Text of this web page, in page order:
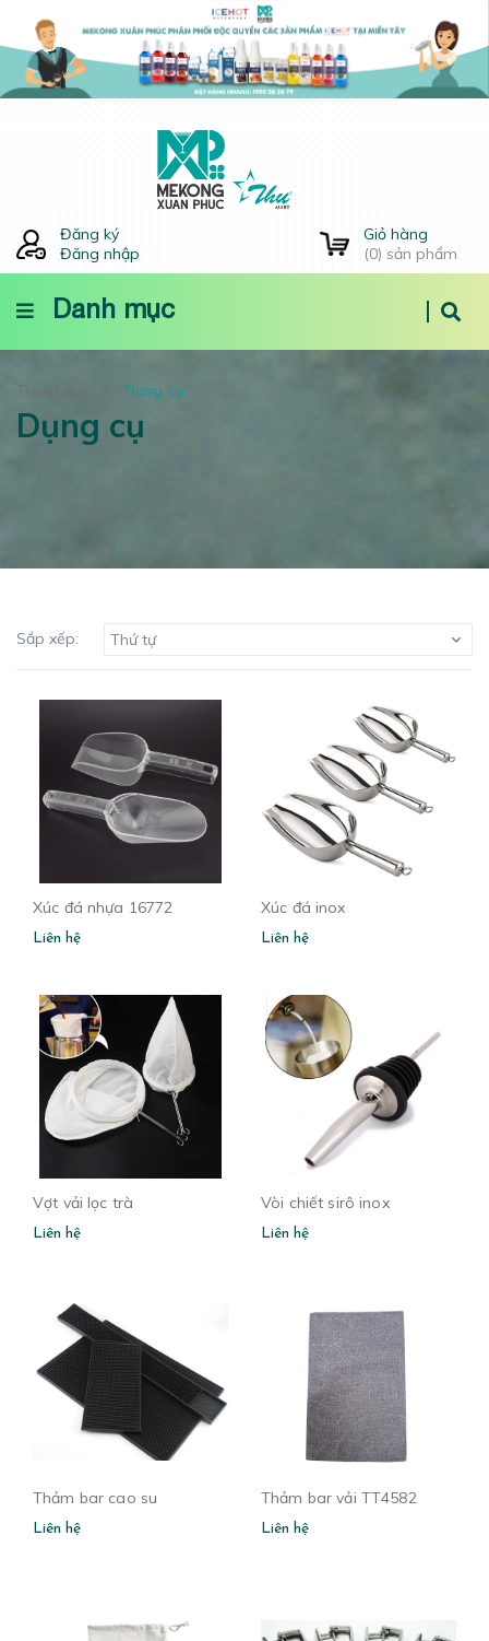
Đăng ký
Đăng nhập
Giỏ hàng
(0) sản phẩm
Danh mục
Dụng cụ
Dụng cụ
Sắp xếp: Thứ tự
Xúc đá nhựa 16772
Liên hệ
Xúc đá inox
Liên hệ
Vợt vải lọc trà
Liên hệ
Vòi chiết sirô inox
Liên hệ
Thảm bar cao su
Liên hệ
Thảm bar vải TT4582
Liên hệ